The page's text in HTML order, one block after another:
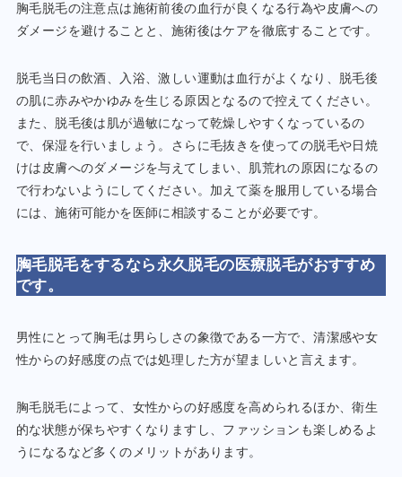
胸毛脱毛の注意点は施術前後の血行が良くなる行為や皮膚への
ダメージを避けることと、施術後はケアを徹底することです。
脱毛当日の飲酒、入浴、激しい運動は血行がよくなり、脱毛後
の肌に赤みやかゆみを生じる原因となるので控えてください。
また、脱毛後は肌が過敏になって乾燥しやすくなっているの
で、保湿を行いましょう。さらに毛抜きを使っての脱毛や日焼
けは皮膚へのダメージを与えてしまい、肌荒れの原因になるの
で行わないようにしてください。加えて薬を服用している場合
には、施術可能かを医師に相談することが必要です。
胸毛脱毛をするなら永久脱毛の医療脱毛がおすすめ
です。
男性にとって胸毛は男らしさの象徴である一方で、清潔感や女
性からの好感度の点では処理した方が望ましいと言えます。
胸毛脱毛によって、女性からの好感度を高められるほか、衛生
的な状態が保ちやすくなりますし、ファッションも楽しめるよ
うになるなど多くのメリットがあります。